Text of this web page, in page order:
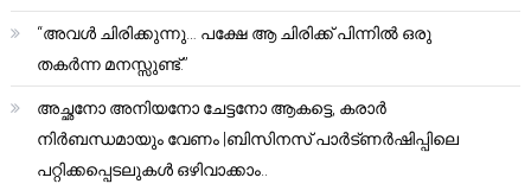
“അവൾ ചിരിക്കുന്നു… പക്ഷേ ആ ചിരിക്ക് പിന്നിൽ ഒരു
തകർന്ന മനസ്സുണ്ട്.”
അച്ഛനോ അനിയനോ ചേട്ടനോ ആകട്ടെ, കരാർ
നിർബന്ധമായും വേണം |ബിസിനസ് പാർട്ണർഷിപ്പിലെ
പറ്റിക്കപ്പെടലുകൾ ഒഴിവാക്കാം..